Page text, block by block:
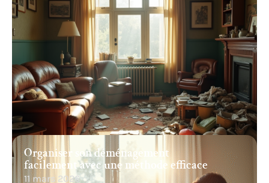
Organiser son déménagement
facilement avec une méthode efficace
11 mars 2026